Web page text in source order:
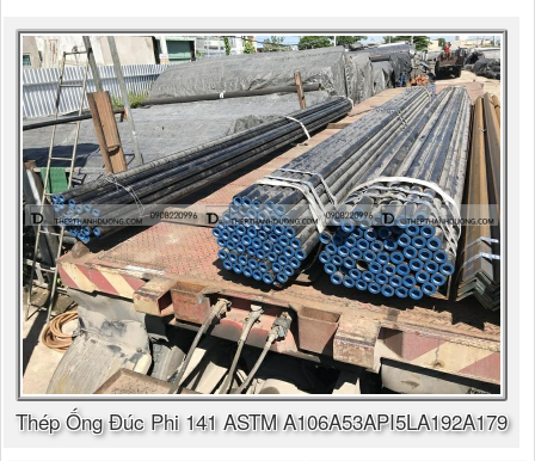
Thép Ống Đúc Phi 141 ASTM A106A53API5LA192A179